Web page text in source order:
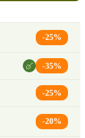
-25%
-35%
-25%
-20%